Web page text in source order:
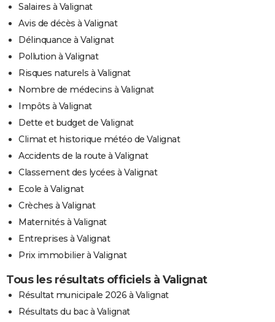
Salaires à Valignat
Avis de décès à Valignat
Délinquance à Valignat
Pollution à Valignat
Risques naturels à Valignat
Nombre de médecins à Valignat
Impôts à Valignat
Dette et budget de Valignat
Climat et historique météo de Valignat
Accidents de la route à Valignat
Classement des lycées à Valignat
Ecole à Valignat
Crèches à Valignat
Maternités à Valignat
Entreprises à Valignat
Prix immobilier à Valignat
Tous les résultats officiels à Valignat
Résultat municipale 2026 à Valignat
Résultats du bac à Valignat